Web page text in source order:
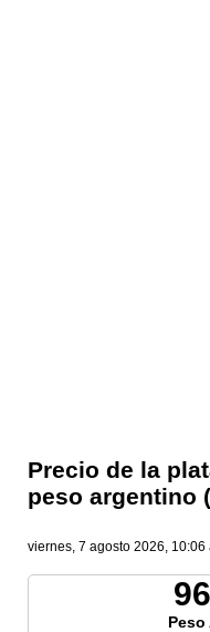
Precio de la
peso argentino
viernes, 7 agosto 2026, 10:06